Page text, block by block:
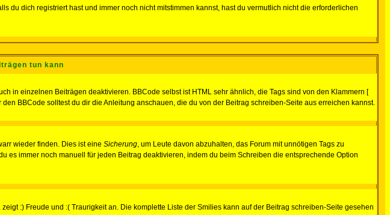
du dich registriert hast und immer noch nicht mitstimmen kannst, hast du vermutlich nicht die erforderlichen
tun kann
in einzelnen Beiträgen deaktivieren. BBCode selbst ist HTML sehr ähnlich, die Tags sind von den Klammern [
BBCode solltest du dir die Anleitung anschauen, die du von der Beitrag schreiben-Seite aus erreichen kannst.
wieder finden. Dies ist eine Sicherung, um Leute davon abzuhalten, das Forum mit unnötigen Tags zu
immer noch manuell für jeden Beitrag deaktivieren, indem du beim Schreiben die entsprechende Option
:) Freude und :( Traurigkeit an. Die komplette Liste der Smilies kann auf der Beitrag schreiben-Seite gesehen